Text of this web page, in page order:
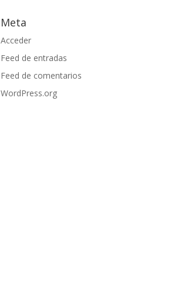
Meta
Acceder
Feed de entradas
Feed de comentarios
WordPress.org